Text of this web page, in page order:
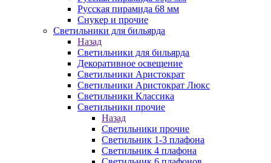
Русская пирамида 68 мм
Снукер и прочие
Светильники для бильярда
Назад
Светильники для бильярда
Декоративное освещение
Светильники Аристократ
Светильники Аристократ Люкс
Светильники Классика
Светильники прочие
Назад
Светильники прочие
Светильник 1-3 плафона
Светильник 4 плафона